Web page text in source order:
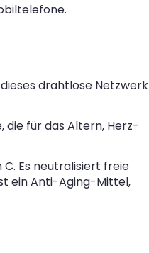
drahtlose Netzwerk
die für das Altern, Herz-
Es neutralisiert freie
ein Anti-Aging-Mittel,